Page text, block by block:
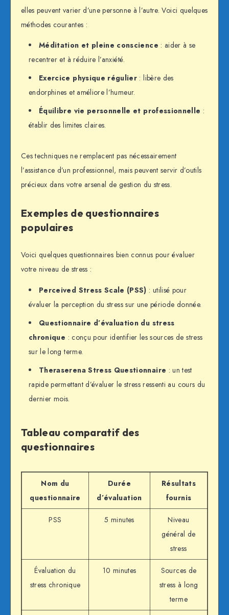
elles peuvent varier d’une personne à l’autre. Voici quelques
méthodes courantes :
Méditation et pleine conscience : aider à se
recentrer et à réduire l’anxiété.
Exercice physique régulier : libère des
endorphines et améliore l’humeur.
Équilibre vie personnelle et professionnelle :
établir des limites claires.
Ces techniques ne remplacent pas nécessairement
l’assistance d’un professionnel, mais peuvent servir d’outils
précieux dans votre arsenal de gestion du stress.
Exemples de questionnaires
populaires
Voici quelques questionnaires bien connus pour évaluer
votre niveau de stress :
Perceived Stress Scale (PSS) : utilisé pour
évaluer la perception du stress sur une période donnée.
Questionnaire d’évaluation du stress
chronique : conçu pour identifier les sources de stress
sur le long terme.
Theraserena Stress Questionnaire : un test
rapide permettant d’évaluer le stress ressenti au cours du
dernier mois.
Tableau comparatif des
questionnaires
Nom du
questionnaire
Durée
d’évaluation
Résultats
fournis
PSS 5 minutes
Niveau
général de
stress
Évaluation du
stress chronique
10 minutes
Sources de
stress à long
terme